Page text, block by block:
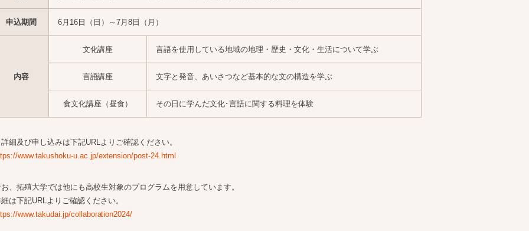
申込期間 6月16日（日）～7月8日（月）
内容
文化講座 言語を使用している地域の地理・歴史・文化・生活について学ぶ
言語講座 文字と発音、あいさつなど基本的な文の構造を学ぶ
食文化講座（昼食） その日に学んだ文化･言語に関する料理を体験
細及び申し込みは下記URLよりご確認ください。
www.takushoku-u.ac.jp/extension/post-24.html
、拓殖大学では他にも高校生対象のプログラムを用意しています。
は下記URLよりご確認ください。
www.takudai.jp/collaboration2024/